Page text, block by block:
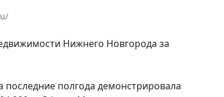
Нижнего Новгорода за
полгода демонстрировала